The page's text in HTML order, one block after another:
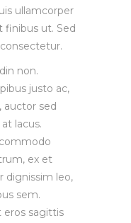
ullamcorper
finibus ut. Sed
non.
justo ac,
auctor sed
lacus.
ex et
dignissim leo,
sem.
eros sagittis